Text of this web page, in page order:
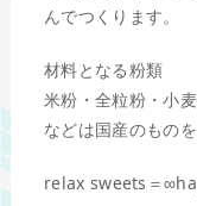
んでつくります。
材料となる粉類
米粉・全粒粉・小
などは国産のもの
relax sweets＝